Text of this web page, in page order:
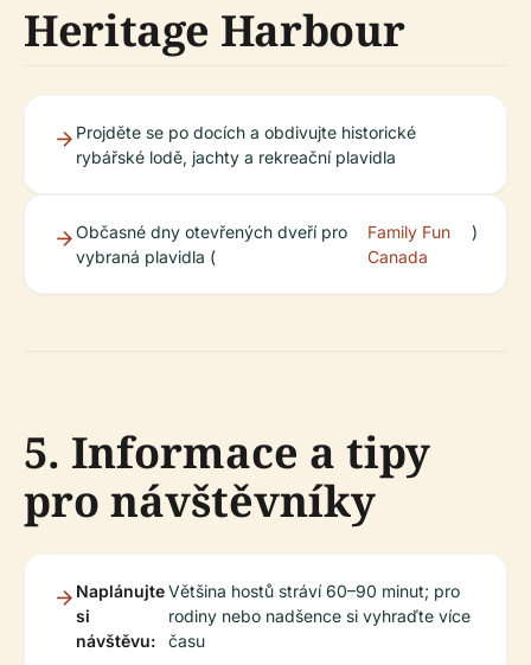
Heritage Harbour
Projděte se po docích a obdivujte historické
rybářské lodě, jachty a rekreační plavidla
Občasné dny otevřených dveří pro
vybraná plavidla (
Family Fun
Canada
)
5. Informace a tipy
pro návštěvníky
Naplánujte
si
návštěvu:
Většina hostů stráví 60–90 minut; pro
rodiny nebo nadšence si vyhraďte více
času